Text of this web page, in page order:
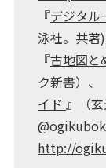
『デジタル
泳社。共著
『古地図と
ク新書）、
イド 』（
http://